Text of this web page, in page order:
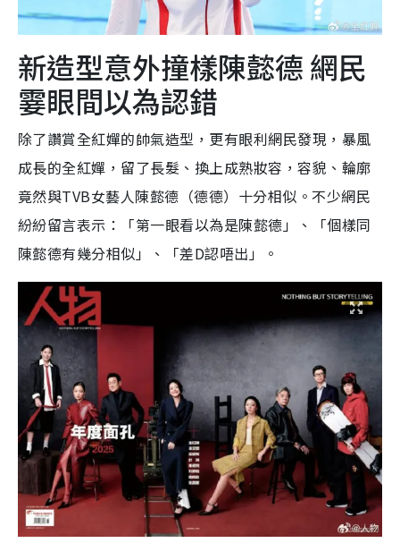
新造型意外撞樣陳懿德 網民
霎眼間以為認錯
除了讚賞全紅嬋的帥氣造型，更有眼利網民發現，暴風
成長的全紅嬋，留了長髮、換上成熟妝容，容貌、輪廓
竟然與TVB女藝人陳懿德（德德）十分相似。不少網民
紛紛留言表示：「第一眼看以為是陳懿德」、「個樣同
陳懿德有幾分相似」、「差D認唔出」。